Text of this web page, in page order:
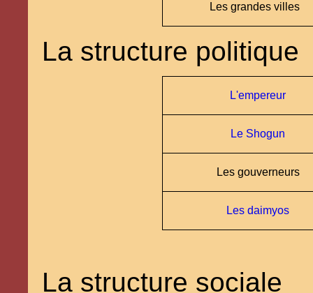
Les grandes villes
La structure politique
L'empereur
Le Shogun
Les gouverneurs
Les daimyos
La structure sociale